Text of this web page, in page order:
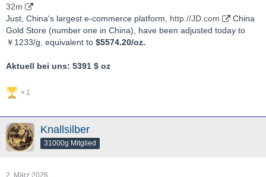
32m
Just, China's largest e-commerce platform, http://JD.com
China
Gold Store (number one in China), have been adjusted today to
￥1233/g, equivalent to $5574.20/oz.
Aktuell bei uns: 5391 $ oz
1
Knallsilber
31000g Mitglied
2. März 2026